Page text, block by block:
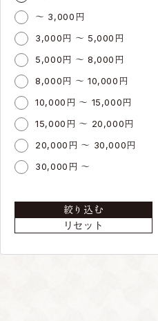
～ 3,000円
3,000円 ～ 5,000円
5,000円 ～ 8,000円
8,000円 ～ 10,000円
10,000円 ～ 15,000円
15,000円 ～ 20,000円
20,000円 ～ 30,000円
30,000円 ～
絞り込む
リセット